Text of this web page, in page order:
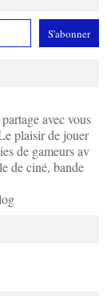
avec vous
plaisir de jouer
de gameurs av
de ciné, bande